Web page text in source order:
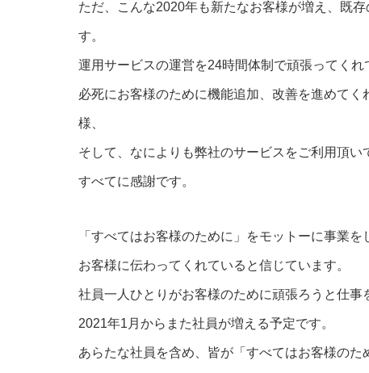
ただ、こんな2020年も新たなお客様が増え、既
す。
運用サービスの運営を24時間体制で頑張ってく
必死にお客様のために機能追加、改善を進めて
様、
そして、なによりも弊社のサービスをご利用頂い
すべてに感謝です。
「すべてはお客様のために」をモットーに事業
お客様に伝わってくれていると信じています。
社員一人ひとりがお客様のために頑張ろうと仕事
2021年1月からまた社員が増える予定です。
あらたな社員を含め、皆が「すべてはお客様のた